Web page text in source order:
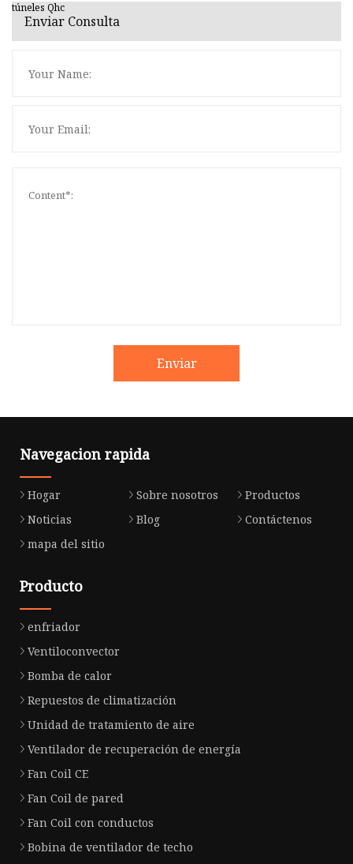
túneles Qhc
Enviar Consulta
Enviar
Navegacion rapida
Hogar Sobre nosotros
Productos
Noticias
Blog
Contáctenos
mapa del sitio
Producto
enfriador
Ventiloconvector
Bomba de calor
Repuestos de climatización
Unidad de tratamiento de aire
Ventilador de recuperación de energía
Fan Coil CE
Fan Coil de pared
Fan Coil con conductos
Bobina de ventilador de techo